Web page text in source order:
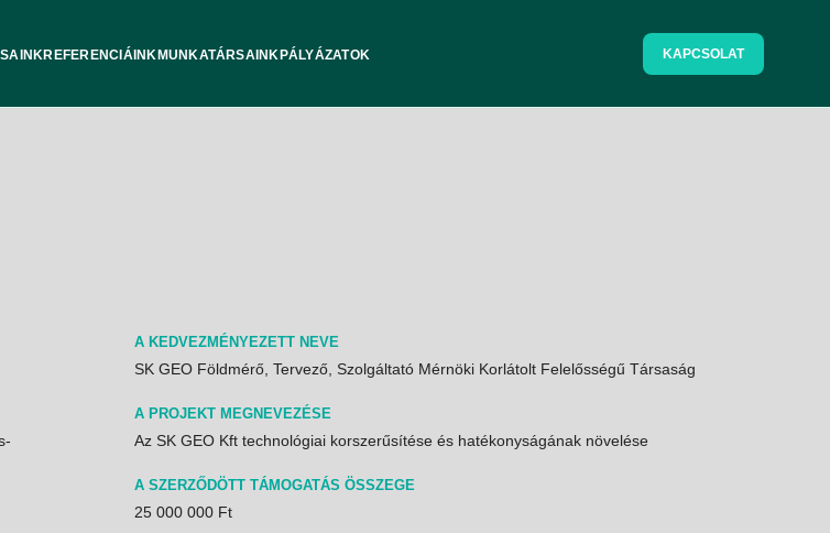
REFERENCIÁINKMUNKATÁRSAINKPÁLYÁZATOK KAPCSOLAT
A KEDVEZMÉNYEZETT NEVE
SK GEO Földmérő, Tervező, Szolgáltató Mérnöki Korlátolt Felelősségű Társaság
A PROJEKT MEGNEVEZÉSE
Az SK GEO Kft technológiai korszerűsítése és hatékonyságának növelése
A SZERZŐDÖTT TÁMOGATÁS ÖSSZEGE
25 000 000 Ft